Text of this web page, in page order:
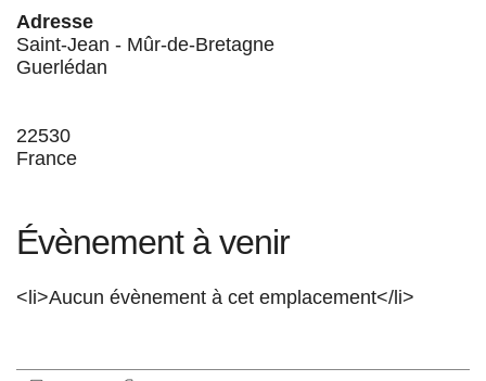
Adresse
Saint-Jean - Mûr-de-Bretagne
Guerlédan
22530
France
Évènement à venir
<li>Aucun évènement à cet emplacement</li>